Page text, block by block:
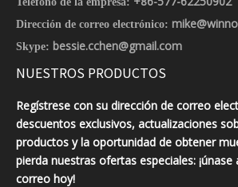
Dirección de correo electrónico:
Skype: bessie.cchen@gmail.com
NUESTROS PRODUCTOS
Regístrese con su dirección de correo
descuentos exclusivos, actualizaciones
productos y la oportunidad de obtener
pierda nuestras ofertas especiales:
correo hoy!